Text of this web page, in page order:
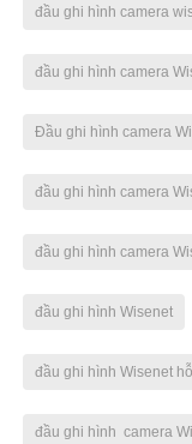
đầu ghi hình camera
đầu ghi hình camera
Đầu ghi hình camera
đầu ghi hình camera
đầu ghi hình camera
đầu ghi hình Wisenet
đầu ghi hình Wisenet
đầu ghi hình camera